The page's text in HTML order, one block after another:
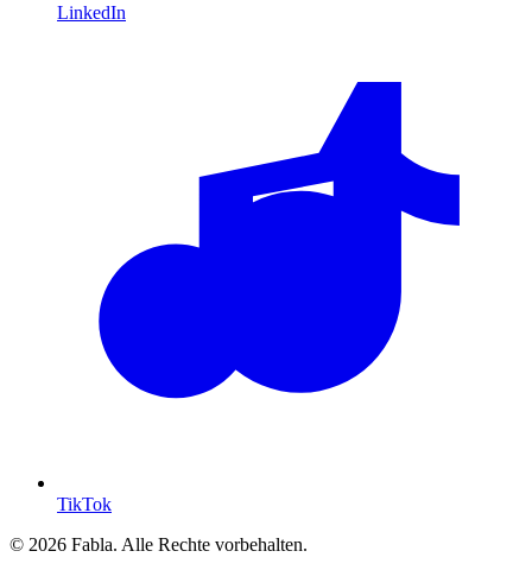
LinkedIn
TikTok
© 2026 Fabla. Alle Rechte vorbehalten.